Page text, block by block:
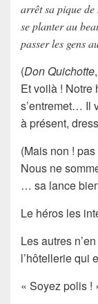
arrêt sa pique de
se planter au
passer les gens
(Don Quichotte
Et voilà ! Notre
s’entremet… Il
à présent,
(Mais non !
Nous ne
… sa lance
Le héros les
Les autres
l’hôtelleriequi
« Soyez polis !